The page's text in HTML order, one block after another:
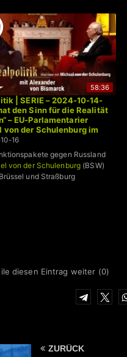
58:36
| SERIE – 2024-10-14-
den Sinn für die Realität
– EU-Parlamentarier
von der Schulenburg im
16
gegen Russland
von der Schulenburg (BSW)
und Straßburg
diesen Eintrag weiter (0)
ZURÜCK